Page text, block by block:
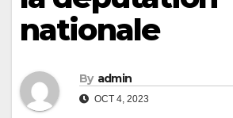
nationale
By admin
OCT 4, 2023